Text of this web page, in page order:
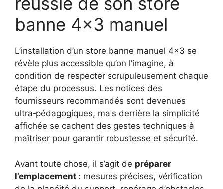
banne 4×3 manuel
L’installation d’un store banne manuel 4×3 se
révèle plus accessible qu’on l’imagine, à
condition de respecter scrupuleusement chaque
étape du processus. Les notices des
fournisseurs recommandés sont devenues
ultra‐pédagogiques, mais derrière la simplicité
affichée se cachent des gestes techniques à
maîtriser pour garantir robustesse et sécurité.
Avant toute chose, il s’agit de préparer
l’emplacement : mesures précises, vérification